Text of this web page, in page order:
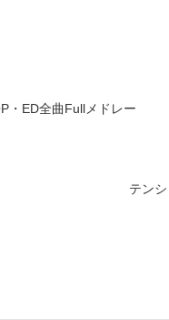
・ED全曲Fullメドレー
テン